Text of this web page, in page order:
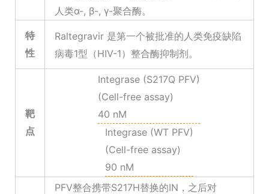
人类α-, β-, γ-聚合酶。
特
性
Raltegravir 是第一个被批准的人类免疫缺陷
病毒1型（HIV-1）整合酶抑制剂。
靶
点
Integrase (S217Q PFV)
(Cell-free assay)
40 nM
Integrase (WT PFV)
(Cell-free assay)
90 nM
PFV整合携带S217H替换的IN，之后对